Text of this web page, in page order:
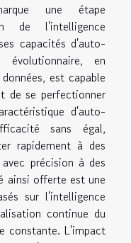
une étape
de l'intelligence
capacités d'auto-
évolutionnaire, en
est capable
de se perfectionner
d'auto-
sans égal,
rapidement à des
précision à des
ainsi offerte est une
sur l'intelligence
continue du
constante. L'impact